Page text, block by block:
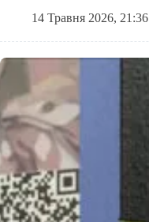
14 Травня 2026, 21:36